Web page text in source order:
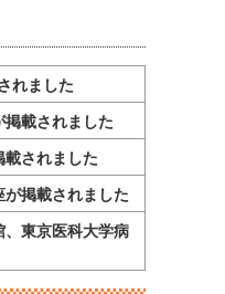
れました
載されました
されました
掲載されました
東京医科大学病